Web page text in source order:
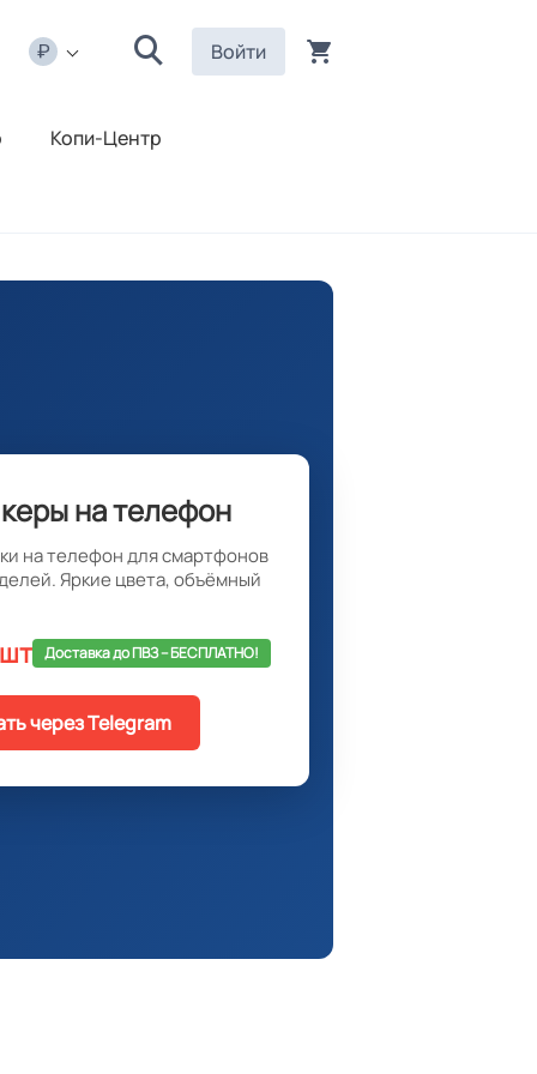
Войти
Копи-Центр
на телефон
на телефон для смартфонов
Яркие цвета, объёмный
Доставка до ПВЗ -- БЕСПЛАТНО!
через Telegram